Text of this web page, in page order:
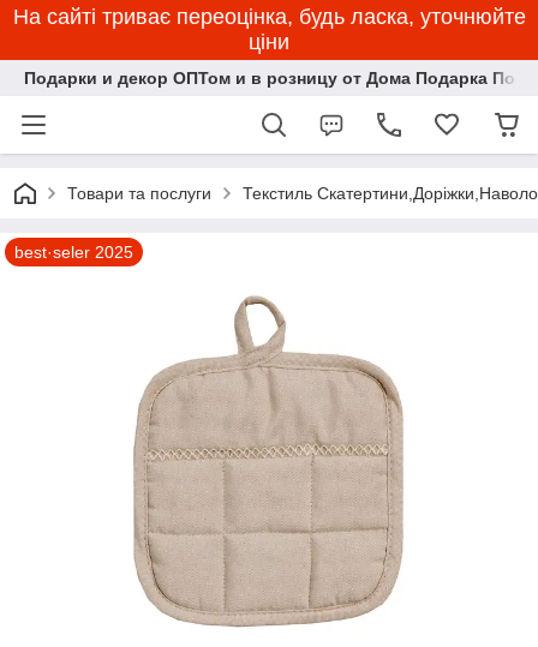
На сайті триває переоцінка, будь ласка, уточнюйте
ціни
Подарки и декор ОПТом и в розницу от Дома Подарка
Товари та послуги Текстиль
best·seler 2025